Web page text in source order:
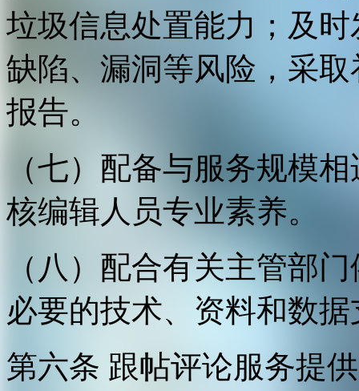
垃圾信息处置能力；及
缺陷、漏洞等风险，采
报告。
（七）配备与服务规模
核编辑人员专业素养。
（八）配合有关主管部
必要的技术、资料和数
第六条 跟帖评论服务提